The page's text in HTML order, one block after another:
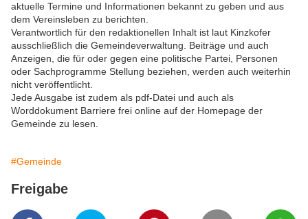
aktuelle Termine und Informationen bekannt zu geben und aus
dem Vereinsleben zu berichten.
Verantwortlich für den redaktionellen Inhalt ist laut Kinzkofer
ausschließlich die Gemeindeverwaltung. Beiträge und auch
Anzeigen, die für oder gegen eine politische Partei, Personen
oder Sachprogramme Stellung beziehen, werden auch weiterhin
nicht veröffentlicht.
Jede Ausgabe ist zudem als pdf-Datei und auch als
Worddokument Barriere frei online auf der Homepage der
Gemeinde zu lesen.
#Gemeinde
Freigabe